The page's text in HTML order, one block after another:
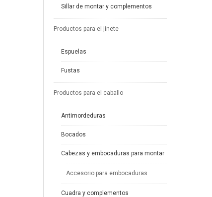
Sillar de montar y complementos
Productos para el jinete
Espuelas
Fustas
Productos para el caballo
Antimordeduras
Bocados
Cabezas y embocaduras para montar
Accesorio para embocaduras
Cuadra y complementos